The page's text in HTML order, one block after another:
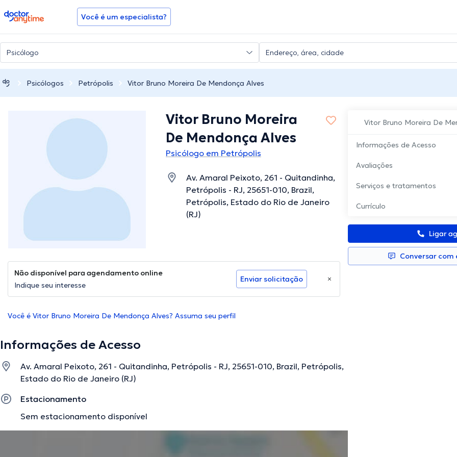
doctoranytime Você é um especialista?
Psicólogos Petrópolis Vitor Bruno Moreira De Mendonça Alves
Vitor Bruno Moreira De
Informações de Acesso
Avaliações
Serviços e tratamentos
Currículo
Ligar
Conversar com
Vitor Bruno Moreira
De Mendonça Alves
Psicólogo em Petrópolis
Av. Amaral Peixoto, 261 - Quitandinha,
Petrópolis - RJ, 25651-010, Brazil,
Petrópolis, Estado do Rio de Janeiro
(RJ)
Não disponível para agendamento online
Indique seu interesse
Enviar solicitação
Você é Vitor Bruno Moreira De Mendonça Alves? Assuma seu perfil
Informações de Acesso
Av. Amaral Peixoto, 261 - Quitandinha, Petrópolis - RJ, 25651-010, Brazil, Petrópolis,
Estado do Rio de Janeiro (RJ)
Estacionamento
Sem estacionamento disponível